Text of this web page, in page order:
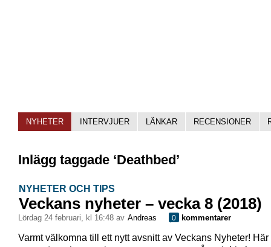
NYHETER INTERVJUER LÄNKAR RECENSIONER
Inlägg taggade ‘Deathbed’
NYHETER OCH TIPS
Veckans nyheter – vecka 8 (2018)
lördag 24 februari, kl 16:48 av Andreas 0 kommentarer
Varmt välkomna till ett nytt avsnitt av Veckans Nyheter! Här